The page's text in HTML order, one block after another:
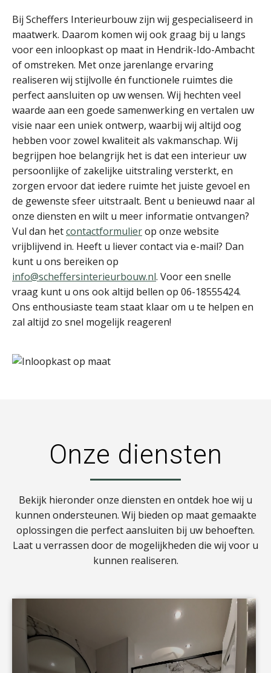
Bij Scheffers Interieurbouw zijn wij gespecialiseerd in
maatwerk. Daarom komen wij ook graag bij u langs
voor een inloopkast op maat in Hendrik-Ido-Ambacht
of omstreken. Met onze jarenlange ervaring
realiseren wij stijlvolle én functionele ruimtes die
perfect aansluiten op uw wensen. Wij hechten veel
waarde aan een goede samenwerking en vertalen uw
visie naar een uniek ontwerp, waarbij wij altijd oog
hebben voor zowel kwaliteit als vakmanschap. Wij
begrijpen hoe belangrijk het is dat een interieur uw
persoonlijke of zakelijke uitstraling versterkt, en
zorgen ervoor dat iedere ruimte het juiste gevoel en
de gewenste sfeer uitstraalt. Bent u benieuwd naar al
onze diensten en wilt u meer informatie ontvangen?
Vul dan hetcontactformulierop onze website
vrijblijvend in. Heeft u liever contact via e-mail? Dan
kunt u ons bereiken op
info@scheffersinterieurbouw.nl. Voor een snelle
vraag kunt u ons ook altijd bellen op 06-18555424.
Ons enthousiaste team staat klaar om u te helpen en
zal altijd zo snel mogelijk reageren!
Onze diensten
Bekijk hieronder onze diensten en ontdek hoe wij u
kunnen ondersteunen. Wij bieden op maat gemaakte
oplossingen die perfect aansluiten bij uw behoeften.
Laat u verrassen door de mogelijkheden die wij voor u
kunnen realiseren.